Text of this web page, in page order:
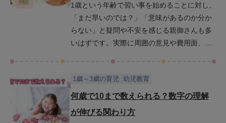
10選を厳選してご紹介し、習い事を始めるタ
イミングや選び方のコツについても詳しく解
説します。わが子の未来の可能性を広げる習
い事を、ぜひ一緒に見つけていきましょう。
1歳という年齢で習い事を始めることに対し、
「まだ早いのでは？」「意味があるのか分か
らない」と疑問や不安を感じる親御さんも多
いはずです。実際に周囲の意見や費用面、効
を始めることに関するよくある疑問や不安を
整理しながら、メリットやデメリット、人気
解説していきます。お子さんに合った習い事
1歳～3歳の育児 幼児教育
何歳で10まで数えられる？数字の理解
が伸びる関わり方